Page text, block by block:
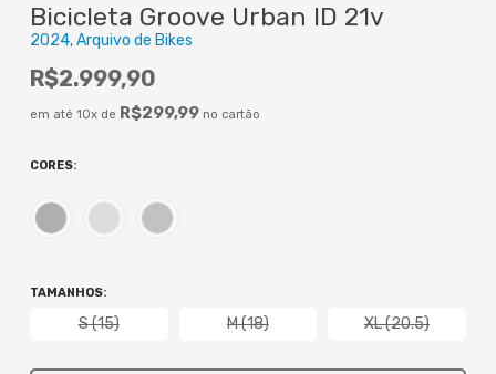
Bicicleta Groove Urban ID 21v
em até 10x de R$299,99 no cartão
R$2.999,90
CORES:
TAMANHOS:
S (15) M (18) XL (20.5)
2024 Arquivo de Bikes